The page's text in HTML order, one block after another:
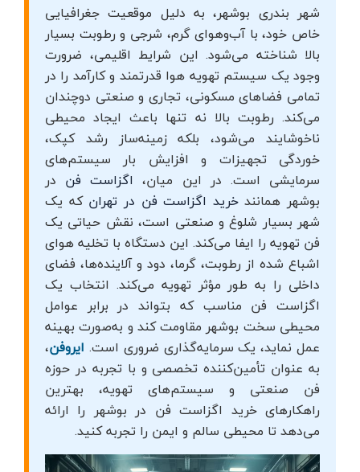
شهر بندری بوشهر، به دلیل موقعیت جغرافیایی
خاص خود، با آب‌وهوای گرم، شرجی و رطوبت بسیار
بالا شناخته می‌شود. این شرایط اقلیمی، ضرورت
وجود یک سیستم تهویه هوا قدرتمند و کارآمد را در
تمامی فضاهای مسکونی، تجاری و صنعتی دوچندان
می‌کند. رطوبت بالا نه تنها باعث ایجاد محیطی
ناخوشایند می‌شود، بلکه زمینه‌ساز رشد کپک،
خوردگی تجهیزات و افزایش بار سیستم‌های
سرمایشی است. در این میان، اگزاست فن در
بوشهر همانندخرید اگزاست فن در تهران که یک
شهر بسیار شلوغ و صنعتی است، نقش حیاتی یک
فن تهویه را ایفا می‌کند. این دستگاه با تخلیه هوای
اشباع شده از رطوبت، گرما، دود و آلاینده‌ها، فضای
داخلی را به طور مؤثر تهویه می‌کند. انتخاب یک
اگزاست فن مناسب که بتواند در برابر عوامل
محیطی سخت بوشهر مقاومت کند و به‌صورت بهینه
عمل نماید، یک سرمایه‌گذاری ضروری است. ایروفن،
به عنوان تأمین‌کننده تخصصی و با تجربه در حوزه
فن صنعتی و سیستم‌های تهویه، بهترین
راهکارهای خرید اگزاست فن در بوشهر را ارائه
می‌دهد تا محیطی سالم و ایمن را تجربه کنید.